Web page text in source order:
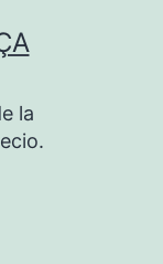
la